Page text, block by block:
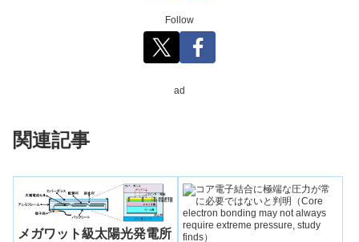
Follow
ad
関連記事
メガワット級太陽光発電所